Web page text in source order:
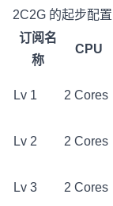
2C2G 的起步配
订阅名
称
CPU
Lv 1 2 Cores
Lv 2 2 Cores
Lv 3 2 Cores